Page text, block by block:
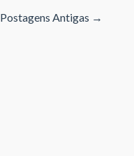
Postagens Antigas →